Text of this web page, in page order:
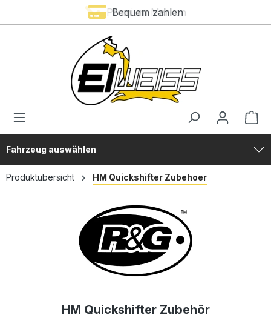
Premium Marken
Bequem zahlen
Fahrzeug auswählen
Produktübersicht HM Quickshifter Zubehoer
HM Quickshifter Zubehör